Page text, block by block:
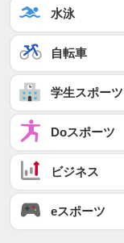
水泳
自転車
学生スポーツ
Doスポーツ
ビジネス
eスポーツ